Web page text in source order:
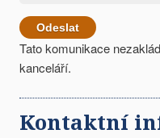
Tato komunikace
kanceláří.
Kontaktní